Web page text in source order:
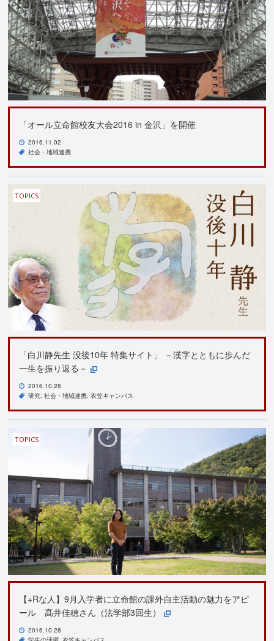
「オール立命館校友大会2016 in 金沢」を開催
2016.11.02
社会・地域連携
TOPICS
「白川静先生 没後10年 特集サイト」 －漢字とともに歩んだ
一生を振り返る－
2016.10.28
研究 社会・地域連携 衣笠キャンパス
TOPICS
【+Rな人】9月入学者に立命館の課外自主活動の魅力をアピ
ール 髙井佳穂さん（法学部3回生）
2016.10.28